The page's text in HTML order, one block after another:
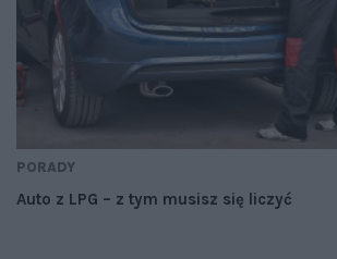
PORADY
Auto z LPG – z tym musisz się liczyć